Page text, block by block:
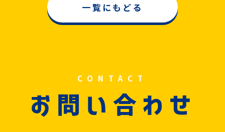
一覧にもどる
CONTACT
お 問 い 合 わせ